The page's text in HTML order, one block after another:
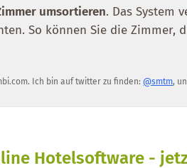
umsortieren. Das System
So können Sie die Zimmer,
. Ich bin auf twitter zu finden: @smtm,
Hotelsoftware -